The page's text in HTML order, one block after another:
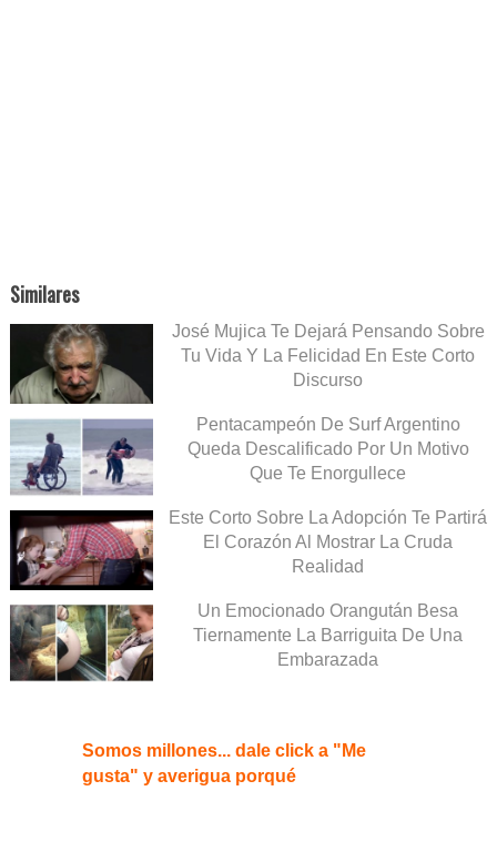
Similares
José Mujica Te Dejará Pensando Sobre
Tu Vida Y La Felicidad En Este Corto
Discurso
Pentacampeón De Surf Argentino
Queda Descalificado Por Un Motivo
Que Te Enorgullece
Este Corto Sobre La Adopción Te Partirá
El Corazón Al Mostrar La Cruda
Realidad
Un Emocionado Orangután Besa
Tiernamente La Barriguita De Una
Embarazada
Somos millones... dale click a "Me
gusta" y averigua porqué